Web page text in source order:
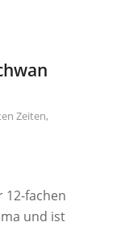
Zeiten,
12-fachen
und ist